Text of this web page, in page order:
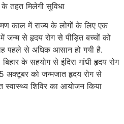
के तहत मिलेगी सुविधा
काल में राज्य के लोगों के लिए एक
जन्म से हृदय रोग से पीड़ित बच्चों को
पहले से अधिक आसान हो गयी है.
के सहयोग से इंदिरा गांधी हृदय रोग
अक्टूबर को जन्मजात हृदय रोग से
शिविर का आयोजन किया